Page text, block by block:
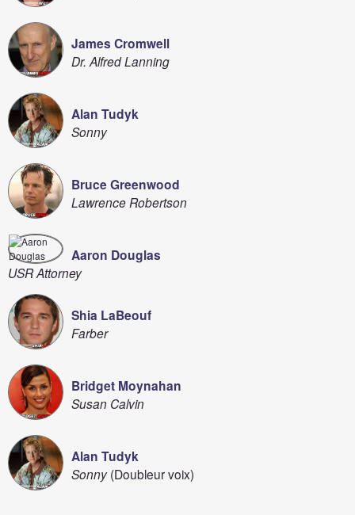
James Cromwell
Dr. Alfred Lanning
Alan Tudyk
Sonny
Bruce Greenwood
Lawrence Robertson
Aaron Douglas
USR Attorney
Shia LaBeouf
Farber
Bridget Moynahan
Susan Calvin
Alan Tudyk
Sonny(Doubleur voix)